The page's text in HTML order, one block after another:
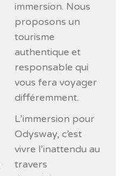
immersion. Nous
proposons un
tourisme
authentique et
responsable qui
vous fera voyager
différemment.
L’immersion pour
Odysway, c’est
vivre l’inattendu au
travers